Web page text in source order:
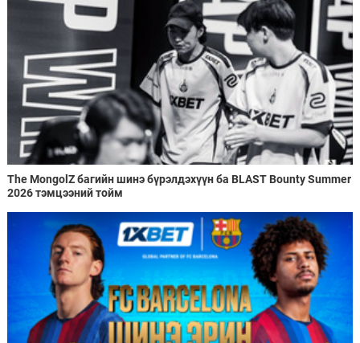
The MongolZ багийн шинэ бүрэлдэхүүн ба BLAST Bounty Summer
2026 тэмцээний тойм